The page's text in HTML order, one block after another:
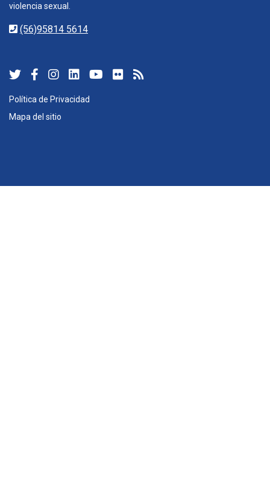
violencia sexual.
(56)95814 5614
Política de Privacidad
Mapa del sitio